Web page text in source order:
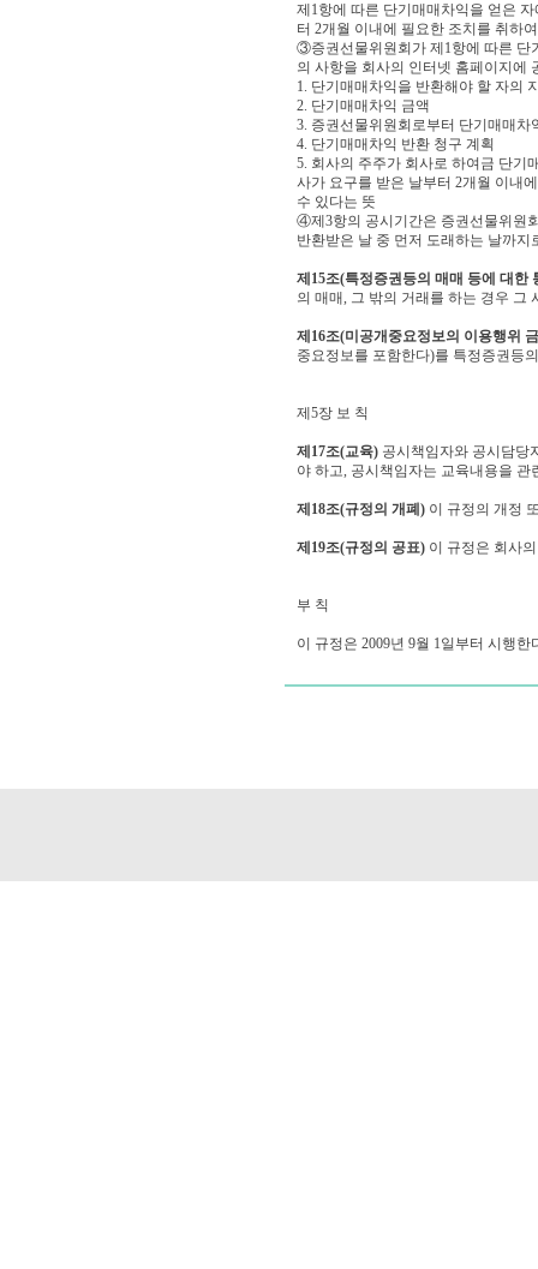
제1항에 따른 단기매매차익을 얻은
터 2개월 이내에 필요한 조치를 취하
③증권선물위원회가 제1항에 따른 단
의 사항을 회사의 인터넷 홈페이지에
1. 단기매매차익을 반환해야 할 자의
2. 단기매매차익 금액
3. 증권선물위원회로부터 단기매매차
4. 단기매매차익 반환 청구 계획
5. 회사의 주주가 회사로 하여금 단기
사가 요구를 받은 날부터 2개월 이내
수 있다는 뜻
④제3항의 공시기간은 증권선물위원
반환받은 날 중 먼저 도래하는 날까지
제15조(특정증권등의 매매 등에 대한
의 매매, 그 밖의 거래를 하는 경우 그
제16조(미공개중요정보의 이용행위
중요정보를 포함한다)를 특정증권등
제5장 보 칙
제17조(교육)공시책임자와 공시담당
야 하고, 공시책임자는 교육내용을 관
제18조(규정의 개폐)이 규정의 개정
제19조(규정의 공표)이 규정은 회사
부 칙
이 규정은 2009년 9월 1일부터 시행한